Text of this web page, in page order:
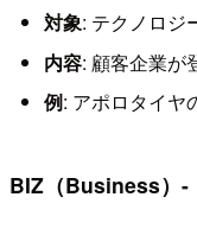
対象: テクノロジ
内容: 顧客企業が
例: アポロタイヤ
BIZ（Business）-